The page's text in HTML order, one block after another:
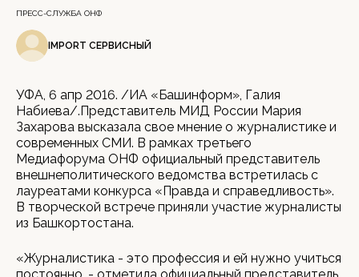
ПРЕСС-СЛУЖБА ОНФ
IMPORT СЕРВИСНЫЙ
УФА, 6 апр 2016. /ИА «Башинформ», Галия
Набиева/.Представитель МИД России Мария
Захарова высказала свое мнение о журналистике и
современных СМИ. В рамках третьего
Медиафорума ОНФ официальный представитель
внешнеполитического ведомства встретилась с
лауреатами конкурса «Правда и справедливость».
В творческой встрече приняли участие журналисты
из Башкортостана.
«Журналистика - это профессия и ей нужно учиться